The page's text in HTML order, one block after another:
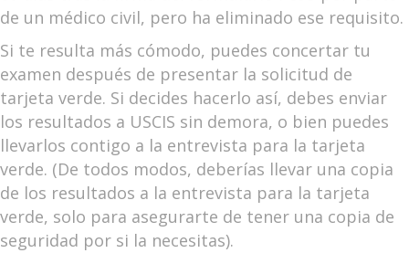
de un médico civil, pero ha eliminado ese requisito.
Si te resulta más cómodo, puedes concertar tu
examen después de presentar la solicitud de
tarjeta verde. Si decides hacerlo así, debes enviar
los resultados a USCIS sin demora, o bien puedes
llevarlos contigo a la entrevista para la tarjeta
verde. (De todos modos, deberías llevar una copia
de los resultados a la entrevista para la tarjeta
verde, solo para asegurarte de tener una copia de
seguridad por si la necesitas).